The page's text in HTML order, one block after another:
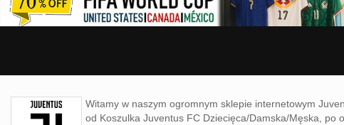
Witamy w naszym ogromnym sklepie internetowym
od Koszulka Juventus FC Dziecięca/Damska/Męska, po